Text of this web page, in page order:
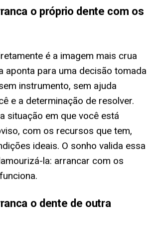
o próprio dente com os
é a imagem mais crua
aponta para uma decisão tomada
instrumento, sem ajuda
e a determinação de resolver.
situação em que você está
com os recursos que tem,
ideais. O sonho valida essa
la: arrancar com os
o dente de outra